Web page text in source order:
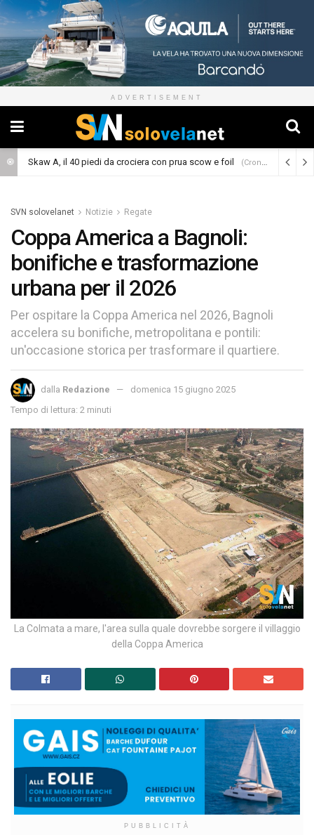
ADVERTISEMENT
Skaw A, il 40 piedi da crociera con prua scow e foil (Cronaca)
SVN solovelanet Notizie Regate
Coppa America a Bagnoli:
bonifiche e trasformazione
urbana per il 2026
Per ospitare la Coppa America nel 2026, Bagnoli
accelera su bonifiche, metropolitana e pontili:
un'occasione storica per trasformare il quartiere.
dalla Redazione
domenica 15 giugno 2025
Tempo di lettura: 2 minuti
La Colmata a mare, l'area sulla quale dovrebbe sorgere il villaggio
della Coppa America
PUBBLICITÀ